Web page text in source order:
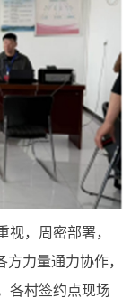
，周密部署，
力量通力协作，
各村签约点现场